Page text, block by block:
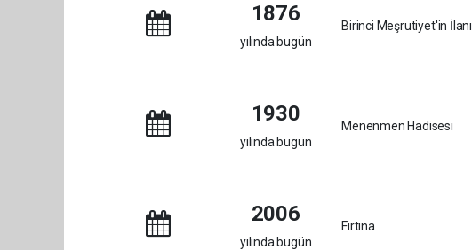
1876
yılında bugün
Birinci Meşrutiyet'in İlanı
1930
yılında bugün
Menenmen Hadisesi
2006
yılında bugün
Fırtına